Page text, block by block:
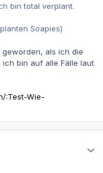
bin total verplant.
Soapies)
als ich die
ich bin auf alle Fälle laut
:Test-Wie-